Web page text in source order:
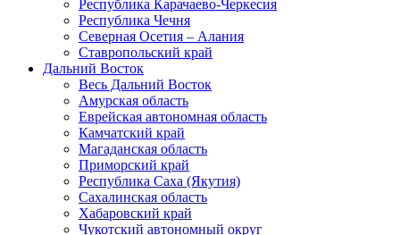
Республика Карачаево-Черкесия
Республика Чечня
Северная Осетия – Алания
Ставропольский край
Дальний Восток
Весь Дальний Восток
Амурская область
Еврейская автономная область
Камчатский край
Магаданская область
Приморский край
Республика Саха (Якутия)
Сахалинская область
Хабаровский край
Чукотский автономный округ